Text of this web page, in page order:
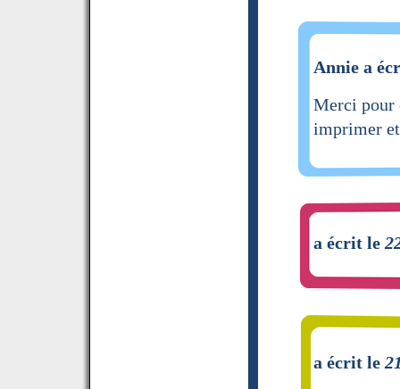
Annie a
Merci
imprimer
a écrit le
a écrit le